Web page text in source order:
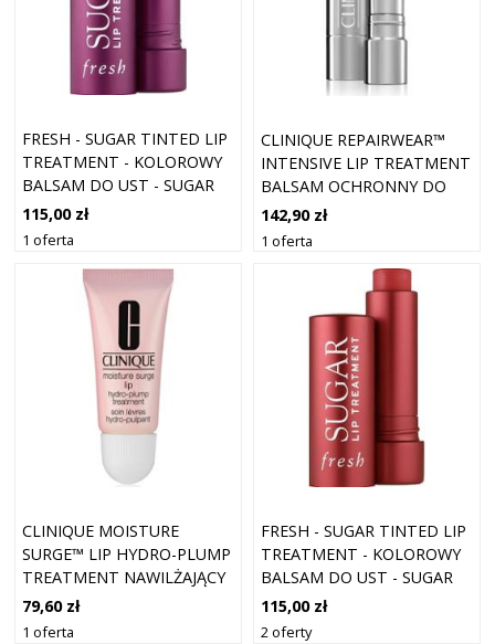
FRESH - SUGAR TINTED LIP
TREATMENT - KOLOROWY
BALSAM DO UST - SUGAR
LIP TREATMENT BERRY -
DLA KOBIET
115,00 zł
1 oferta
CLINIQUE REPAIRWEAR™
INTENSIVE LIP TREATMENT
BALSAM OCHRONNY DO
UST PRZECIW
ZMARSZCZKOM 4 ML
142,90 zł
1 oferta
CLINIQUE MOISTURE
SURGE™ LIP HYDRO-PLUMP
TREATMENT NAWILŻAJĄCY
BALSAM DO UST 10 ML
79,60 zł
1 oferta
FRESH - SUGAR TINTED LIP
TREATMENT - KOLOROWY
BALSAM DO UST - SUGAR
LIP TREATMENT ICON -
DLA KOBIET
115,00 zł
2 oferty